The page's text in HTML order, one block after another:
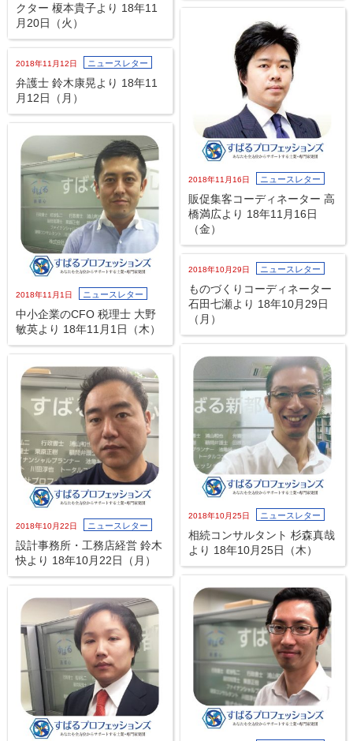
クター 榎本貴子より 18年11
月20日（火）
2018年11月16日 ニュースレター
販促集客コーディネーター 高
橋満広より 18年11月16日
（金）
2018年11月12日 ニュースレター
弁護士 鈴木康晃より 18年11
月12日（月）
2018年11月1日 ニュースレター
中小企業のCFO 税理士 大野
敏英より 18年11月1日（木）
2018年10月29日 ニュースレター
ものづくりコーディネーター
石田七瀬より 18年10月29日
（月）
2018年10月25日 ニュースレター
相続コンサルタント 杉森真哉
より 18年10月25日（木）
2018年10月22日 ニュースレター
設計事務所・工務店経営 鈴木
快より 18年10月22日（月）